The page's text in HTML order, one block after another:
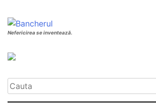
Nefericirea se inventează.